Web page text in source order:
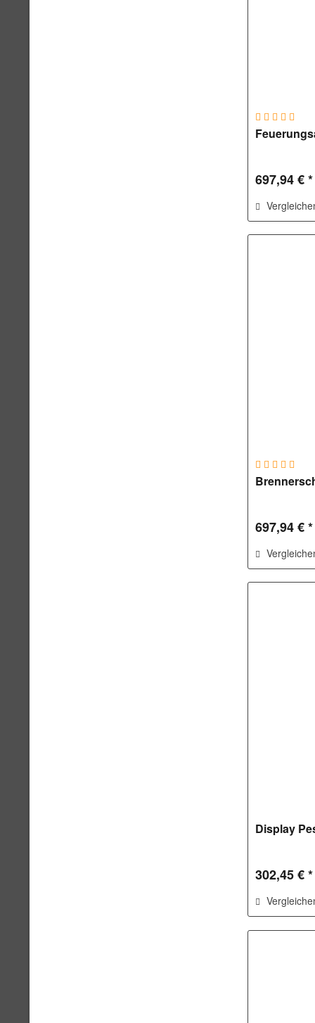
697,94 € *
697,94 € *
Display
302,45 € *